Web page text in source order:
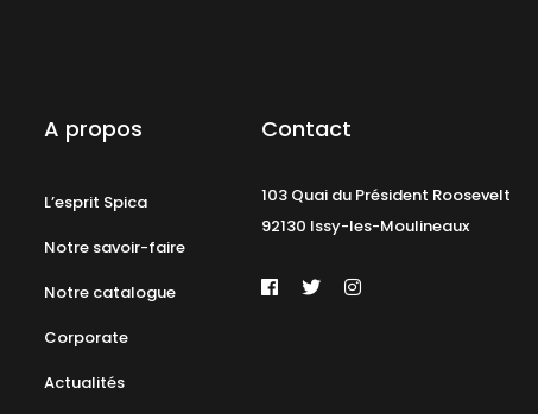
A propos
L’esprit Spica
Notre savoir-faire
Notre catalogue
Corporate
Actualités
Contact
103 Quai du Président Roosevelt
92130 Issy-les-Moulineaux